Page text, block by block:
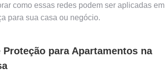
como essas redes podem ser aplicadas em
para sua casa ou negócio.
Proteção para Apartamentos na